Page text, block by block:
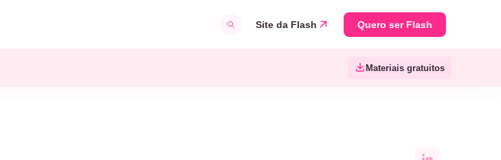
Site da Flash Quero ser Flash
Materiais gratuitos